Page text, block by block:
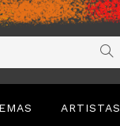
ARTISTAS